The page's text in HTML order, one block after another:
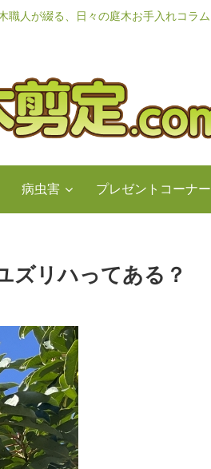
職人が綴る、日々の庭木お手入れコラム
病虫害 プレゼントコーナー
ズリハってある？